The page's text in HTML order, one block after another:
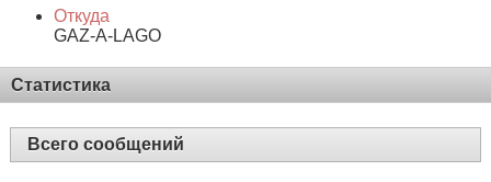
Откуда
GAZ-A-LAGO
Статистика
Всего сообщений